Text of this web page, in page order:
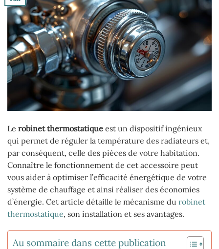
Le robinet thermostatique est un dispositif ingénieux
qui permet de réguler la température des radiateurs et,
par conséquent, celle des pièces de votre habitation.
Connaître le fonctionnement de cet accessoire peut
vous aider à optimiser l’efficacité énergétique de votre
système de chauffage et ainsi réaliser des économies
d’énergie. Cet article détaille le mécanisme du robinet
thermostatique, son installation et ses avantages.
Au sommaire dans cette publication